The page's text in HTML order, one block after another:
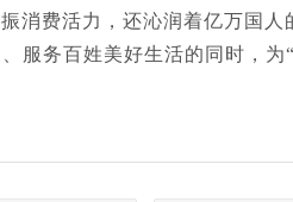
消费活力，还沁润着亿万国
服务百姓美好生活的同时，为